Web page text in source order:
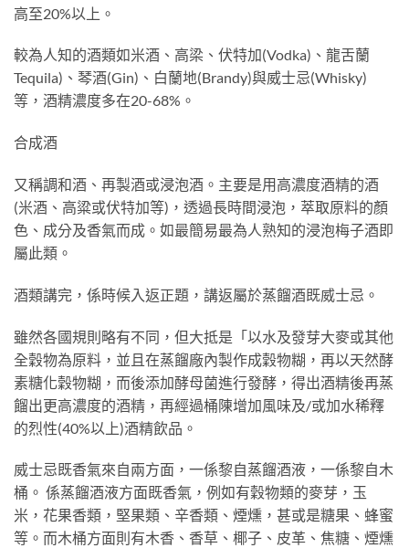
高至20%以上。
較為人知的酒類如米酒、高梁、伏特加(Vodka)、龍舌蘭
Tequila)、琴酒(Gin)、白蘭地(Brandy)與威士忌(Whisky)
等，酒精濃度多在20-68%。
合成酒
又稱調和酒、再製酒或浸泡酒。主要是用高濃度酒精的酒
(米酒、高粱或伏特加等)，透過長時間浸泡，萃取原料的顏
色、成分及香氣而成。如最簡易最為人熟知的浸泡梅子酒即
屬此類。
酒類講完，係時候入返正題，講返屬於蒸餾酒既威士忌。
雖然各國規則略有不同，但大抵是「以水及發芽大麥或其他
全穀物為原料，並且在蒸餾廠內製作成穀物糊，再以天然酵
素糖化穀物糊，而後添加酵母菌進行發酵，得出酒精後再蒸
餾出更高濃度的酒精，再經過桶陳增加風味及/或加水稀釋
的烈性(40%以上)酒精飲品。
威士忌既香氣來自兩方面，一係黎自蒸餾酒液，一係黎自木
桶。 係蒸餾酒液方面既香氣，例如有穀物類的麥芽，玉
米，花果香類，堅果類、辛香類、煙燻，甚或是糖果、蜂蜜
等。而木桶方面則有木香、香草、椰子、皮革、焦糖、煙燻